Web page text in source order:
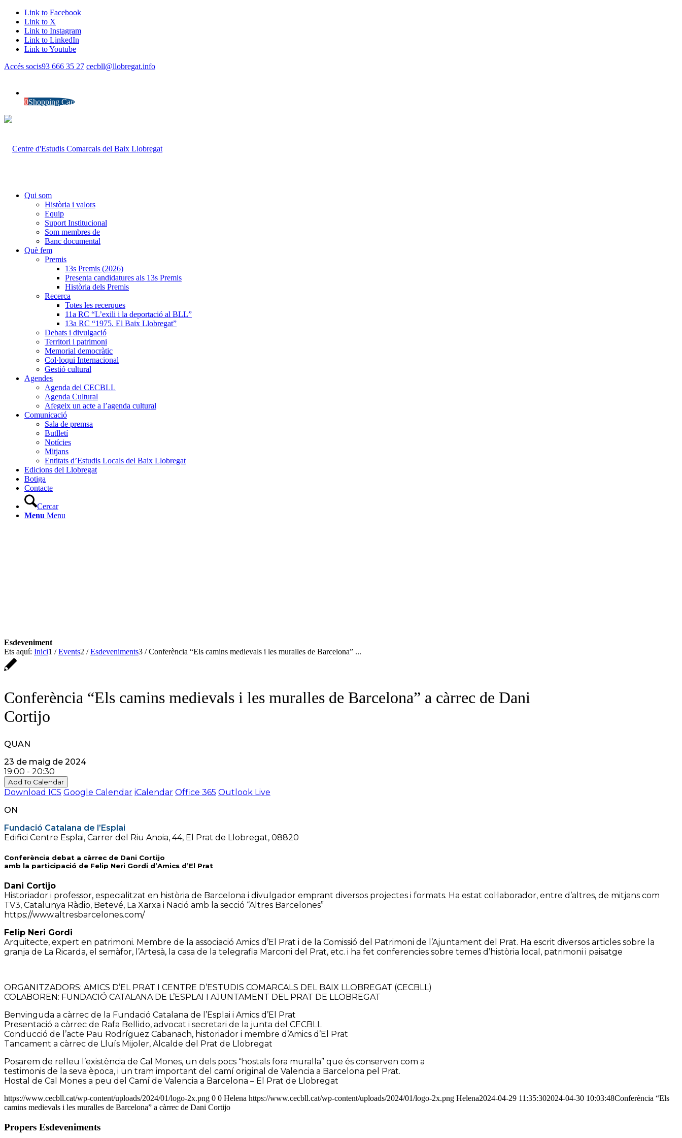
Link to Facebook
Link to X
Link to Instagram
Link to LinkedIn
Link to Youtube
Accés socis93 666 35 27 cecbll@llobregat.info
0Shopping Cart
Qui som
Història i valors
Equip
Suport Institucional
Som membres de
Banc documental
Què fem
Premis
13s Premis (2026)
Presenta candidatures als 13s Premis
Història dels Premis
Recerca
Totes les recerques
11a RC “L’exili i la deportació al BLL”
13a RC “1975. El Baix Llobregat”
Debats i divulgació
Territori i patrimoni
Memorial democràtic
Col·loqui Internacional
Gestió cultural
Agendes
Agenda del CECBLL
Agenda Cultural
Afegeix un acte a l’agenda cultural
Comunicació
Sala de premsa
Butlletí
Notícies
Mitjans
Entitats d’Estudis Locals del Baix Llobregat
Edicions del Llobregat
Botiga
Contacte
Cercar
Menu Menu
Ets aquí: Inici1 / Events2 / Esdeveniments3 / Conferència “Els camins medievals i les muralles de Barcelona” ...
Conferència “Els camins medievals i les muralles de Barcelona” a càrrec de Dani
Cortijo
QUAN
23 de maig de 2024
19:00 - 20:30
Add To Calendar
Download ICS Google Calendar iCalendar Office 365 Outlook Live
ON
Fundació Catalana de l’Esplai
Edifici Centre Esplai, Carrer del Riu Anoia, 44, El Prat de Llobregat, 08820
Conferència debat a càrrec de Dani Cortijo
amb la participació de Felip Neri Gordi d’Amics d’El Prat
Dani Cortijo
Historiador i professor, especialitzat en història de Barcelona i divulgador emprant diversos projectes i formats. Ha estat col·laborador, entre d’altres, de mitjans com
TV3, Catalunya Ràdio, Betevé, La Xarxa i Nació amb la secció “Altres Barcelones”
https://www.altresbarcelones.com/
Felip Neri Gordi
Arquitecte, expert en patrimoni. Membre de la associació Amics d’El Prat i de la Comissió del Patrimoni de l’Ajuntament del Prat. Ha escrit diversos articles sobre la
granja de La Ricarda, el semàfor, l’Artesà, la casa de la telegrafia Marconi del Prat, etc. i ha fet conferencies sobre temes d’història local, patrimoni i paisatge
ORGANITZADORS: AMICS D’EL PRAT I CENTRE D’ESTUDIS COMARCALS DEL BAIX LLOBREGAT (CECBLL)
COLABOREN: FUNDACIÓ CATALANA DE L’ESPLAI I AJUNTAMENT DEL PRAT DE LLOBREGAT
Benvinguda a càrrec de la Fundació Catalana de l’Esplai i Amics d’El Prat
Presentació a càrrec de Rafa Bellido, advocat i secretari de la junta del CECBLL
Conducció de l’acte Pau Rodríguez Cabanach, historiador i membre d’Amics d’El Prat
Tancament a càrrec de Lluís Mijoler, Alcalde del Prat de Llobregat
Posarem de relleu l’existència de Cal Mones, un dels pocs “hostals fora muralla” que és conserven com a
testimonis de la seva època, i un tram important del camí original de Valencia a Barcelona pel Prat.
Hostal de Cal Mones a peu del Camí de Valencia a Barcelona – El Prat de Llobregat
https://www.cecbll.cat/wp-content/uploads/2024/01/logo-2x.png 0 0 Helena https://www.cecbll.cat/wp-content/uploads/2024/01/logo-2x.png Helena2024-04-29 11:35:302024-04-30 10:03:48Conferència “Els
camins medievals i les muralles de Barcelona” a càrrec de Dani Cortijo
Propers Esdeveniments